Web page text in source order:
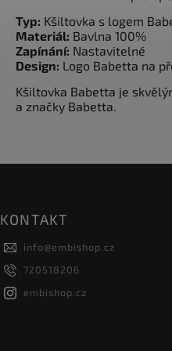
Typ: Kšiltovka s logem
Materiál: Bavlna 100%
Zapínání: Nastavitelné
Design: Logo Babetta na
Kšiltovka Babetta je
a značky Babetta.
KONTAKT
info@embishop.cz
720518206
embishop.cz